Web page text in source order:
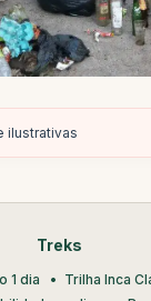
ilustrativas
Treks
1 dia
Trilha Inca